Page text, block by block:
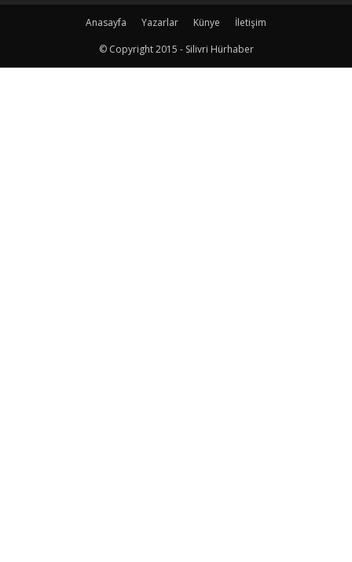
Anasayfa Yazarlar Künye
İletişim
© Copyright 2015 - Silivri Hürhaber